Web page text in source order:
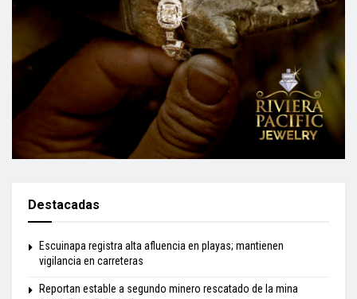
Destacadas
Escuinapa registra alta afluencia en playas; mantienen
vigilancia en carreteras
Reportan estable a segundo minero rescatado de la mina